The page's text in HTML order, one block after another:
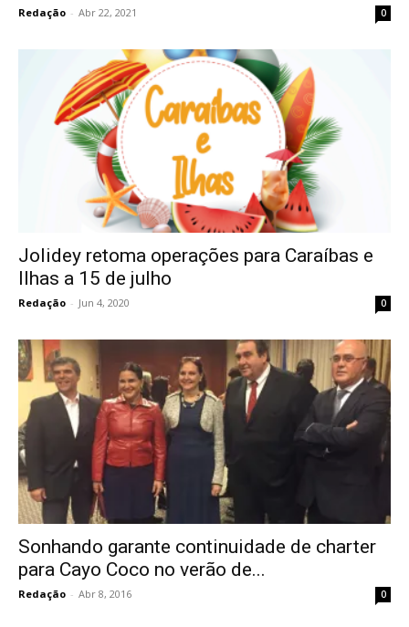
Redação - Abr 22, 2021 0
Jolidey retoma operações para Caraíbas e
Ilhas a 15 de julho
Redação - Jun 4, 2020 0
Sonhando garante continuidade de charter
para Cayo Coco no verão de...
Redação - Abr 8, 2016 0